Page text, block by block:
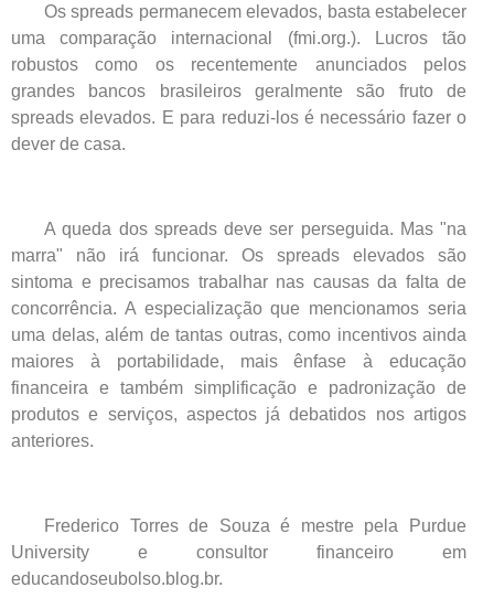
Os spreads permanecem elevados, basta estabelecer
uma comparação internacional (fmi.org.). Lucros tão
robustos como os recentemente anunciados pelos
grandes bancos brasileiros geralmente são fruto de
spreads elevados. E para reduzi-los é necessário fazer o
dever de casa.
A queda dos spreads deve ser perseguida. Mas "na
marra" não irá funcionar. Os spreads elevados são
sintoma e precisamos trabalhar nas causas da falta de
concorrência. A especialização que mencionamos seria
uma delas, além de tantas outras, como incentivos ainda
maiores à portabilidade, mais ênfase à educação
financeira e também simplificação e padronização de
produtos e serviços, aspectos já debatidos nos artigos
anteriores.
Frederico Torres de Souza é mestre pela Purdue
University e consultor financeiro em
educandoseubolso.blog.br.